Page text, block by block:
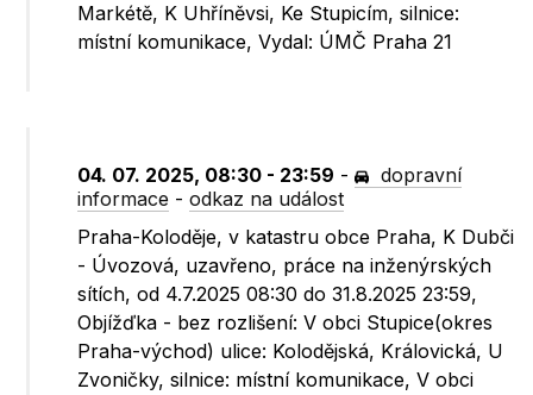
Markétě, K Uhříněvsi, Ke Stupicím, silnice:
místní komunikace, Vydal: ÚMČ Praha 21
04. 07. 2025, 08:30 - 23:59 -
dopravní
informace -odkaz na událost
Praha-Koloděje, v katastru obce Praha, K Dubči
- Úvozová, uzavřeno, práce na inženýrských
sítích, od 4.7.2025 08:30 do 31.8.2025 23:59,
Objížďka - bez rozlišení: V obci Stupice(okres
Praha-východ) ulice: Kolodějská, Královická, U
Zvoničky, silnice: místní komunikace, V obci